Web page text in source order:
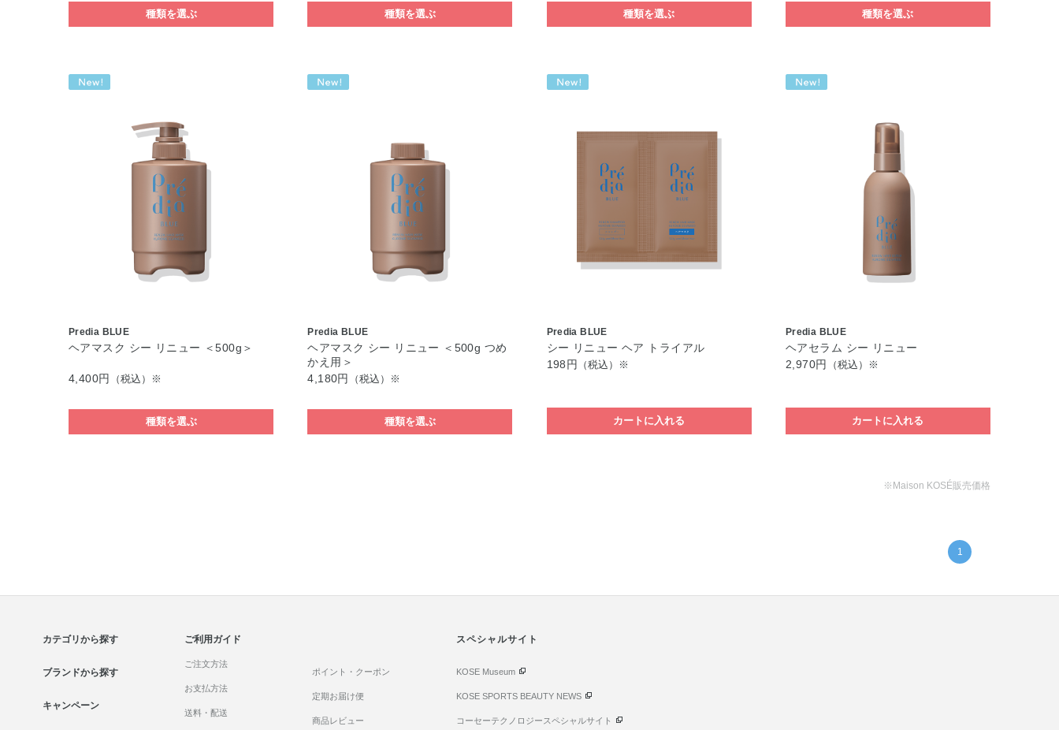
種類を選ぶ 種類を選ぶ 種類を選ぶ 種類を選ぶ
Predia BLUE
ヘアマスク シー リニュー ＜500g＞
4,400円 （税込）※
種類を選ぶ
Predia BLUE
ヘアマスク シー リニュー ＜500g つめ
かえ用＞
4,180円
（税込）※
種類を選ぶ
Predia BLUE
シー リニュー ヘア トライアル
198円
（税込）※
カートに入れる
Predia BLUE
ヘアセラム シー リニュー
2,970円
（税込）※
カートに入れる
※Maison KOSÉ販売価格
1
カテゴリから探す
ブランドから探す
キャンペーン
ご利用ガイド
ご注文方法
お支払方法
送料・配送
ポイント・クーポン
定期お届け便
商品レビュー
スペシャルサイト
KOSE Museum
KOSE SPORTS BEAUTY NEWS
コーセーテクノロジースペシャルサイト